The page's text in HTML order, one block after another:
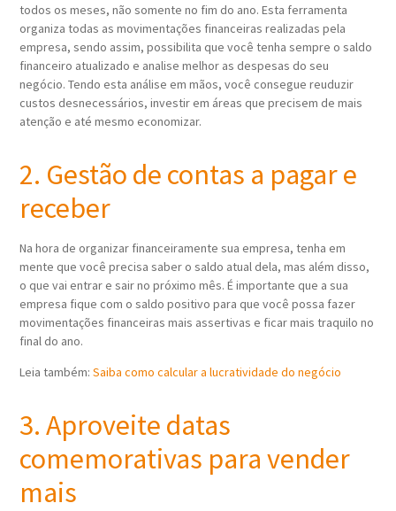
todos os meses, não somente no fim do ano. Esta ferramenta
organiza todas as movimentações financeiras realizadas pela
empresa, sendo assim, possibilita que você tenha sempre o saldo
financeiro atualizado e analise melhor as despesas do seu
negócio. Tendo esta análise em mãos, você consegue reuduzir
custos desnecessários, investir em áreas que precisem de mais
atenção e até mesmo economizar.
2. Gestão de contas a pagar e
receber
Na hora de organizar financeiramente sua empresa, tenha em
mente que você precisa saber o saldo atual dela, mas além disso,
o que vai entrar e sair no próximo mês. É importante que a sua
empresa fique com o saldo positivo para que você possa fazer
movimentações financeiras mais assertivas e ficar mais traquilo no
final do ano.
Leia também:Saiba como calcular a lucratividade do negócio
3. Aproveite datas
comemorativas para vender
mais